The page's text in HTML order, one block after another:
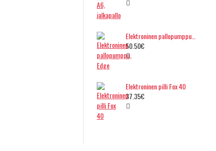
50.50€
Elektroninen pilli Fox 40
37.35€